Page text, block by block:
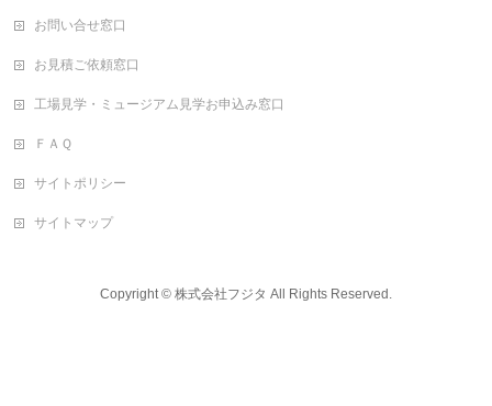
お問い合せ窓口
お見積ご依頼窓口
工場見学・ミュージアム見学お申込み窓口
ＦＡＱ
サイトポリシー
サイトマップ
Copyright © 株式会社フジタ All Rights Reserved.